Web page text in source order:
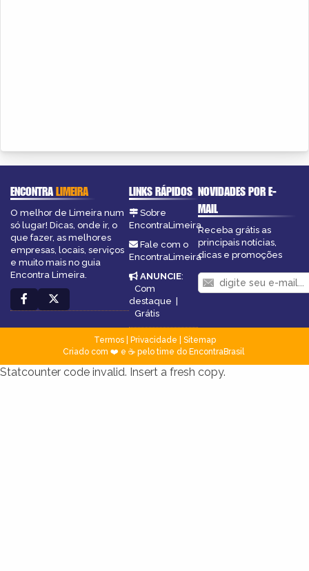
ENCONTRALIMEIRA
O melhor de Limeira num
só lugar! Dicas, onde ir, o
que fazer, as melhores
empresas, locais, serviços
e muito mais no guia
Encontra Limeira.
LINKS RÁPIDOS
Sobre
EncontraLimeira
Fale com o
EncontraLimeira
ANUNCIE:
Com
destaque |
Grátis
NOVIDADES POR E-
MAIL
Receba grátis as
principais notícias,
dicas e promoções
Termos| Privacidade
Sitemap
Criado com ❤️ e ☕ pelo time do EncontraBrasil
Statcounter code invalid. Insert a fresh copy.